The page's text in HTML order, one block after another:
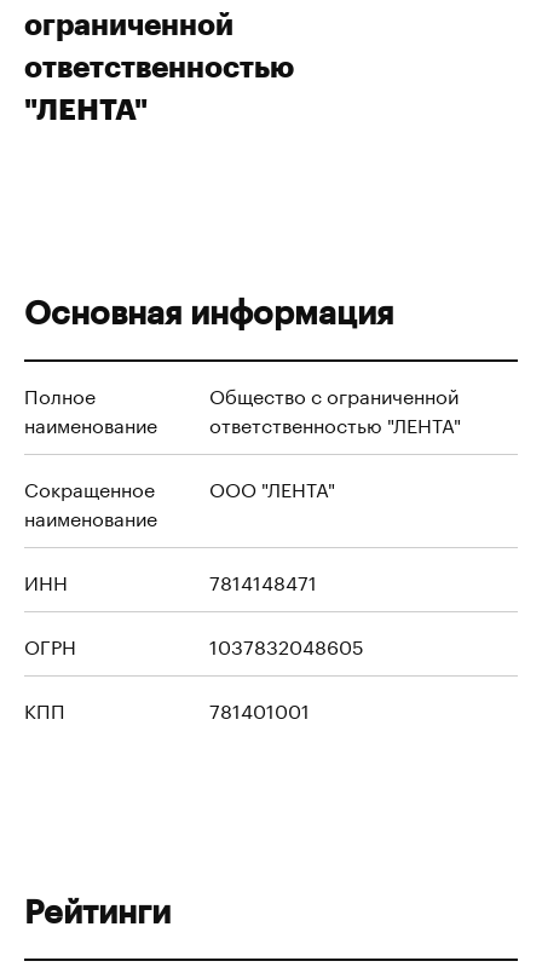
ограниченной
ответственностью
"ЛЕНТА"
Основная информация
Полное
наименование
Общество с ограниченной
ответственностью "ЛЕНТА"
Сокращенное
наименование
ООО "ЛЕНТА"
ИНН 7814148471
ОГРН 1037832048605
КПП 781401001
Рейтинги